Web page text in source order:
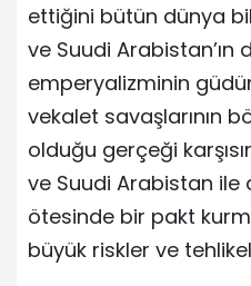
ettiğini bütün dünya
ve Suudi Arabistan’ın
emperyalizminin
vekalet savaşlarının
olduğu gerçeği
ve Suudi Arabistan ile
ötesinde bir pakt
büyük riskler ve